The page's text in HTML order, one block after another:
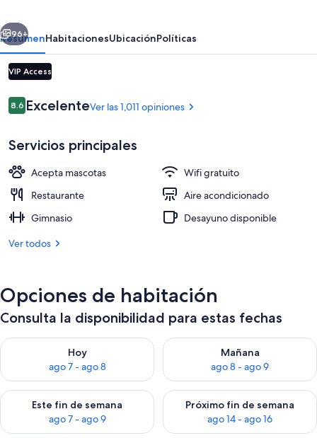
Terraza o patio
Siguiente
96+
ResumenHabitacionesUbicaciónPolíticas
VIP Access
Opiniones
8.68.6 de 10,
ExcelenteVer las 1,011 opiniones
Servicios principales
Acepta mascotas
Wifi gratuito
Restaurante
Aire acondicionado
Gimnasio
Desayuno disponible
Ver todos
Opciones de habitación
Consulta la disponibilidad para estas fechas
Hoy
ago 7 - ago 8
Consulta la disponibilidad para hoy ago 7 - ago 8
Mañana
ago 8 - ago 9
Consulta la disponibilidad
Este fin de semana
ago 7 - ago 9
Consulta la disponibilidad para este fin de semana ago 7 -
Próximo fin de semana
ago 14 - ago 16
Consulta la disponibilidad